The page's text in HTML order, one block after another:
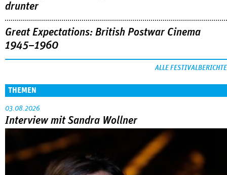
drunter
Great Expectations: British Postwar Cinema
1945–1960
ALLE FESTIVALBERICHTE
THEMEN
03.08.2026
Interview mit Sandra Wollner